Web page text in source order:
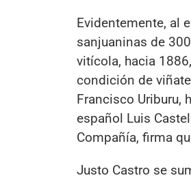
Evidentemente, al
sanjuaninas de
vitícola, hacia
condición de
Francisco Uriburu,
español Luis
Compañía, firma
Justo Castro se